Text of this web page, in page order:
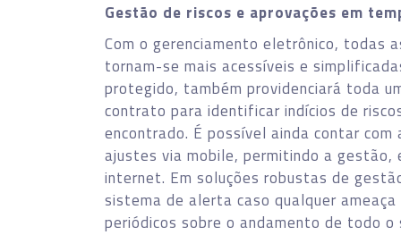
Gestão de riscos e aprovações em
Com o gerenciamento eletrônico,
tornam-se mais acessíveis e
protegido, também providenciará toda
contrato para identificar indícios de
encontrado. É possível ainda contar
ajustes via mobile, permitindo a gestão,
internet. Em soluções robustas de
sistema de alerta caso qualquer
periódicos sobre o andamento de todo o